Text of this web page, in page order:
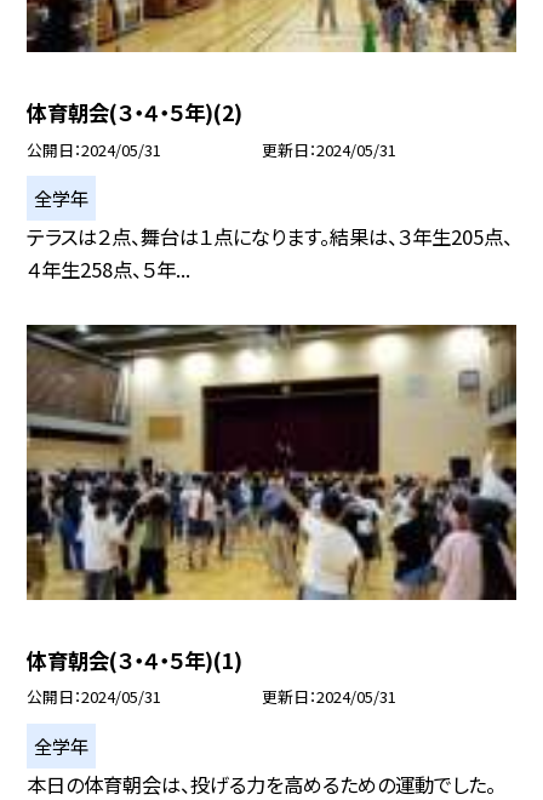
体育朝会(３・４・５年)(2)
公開日 2024/05/31 更新日 2024/05/31
全学年
テラスは２点、舞台は１点になります。結果は、３年生205点、
４年生258点、５年...
体育朝会(３・４・５年)(1)
公開日 2024/05/31 更新日 2024/05/31
全学年
本日の体育朝会は、投げる力を高めるための運動でした。